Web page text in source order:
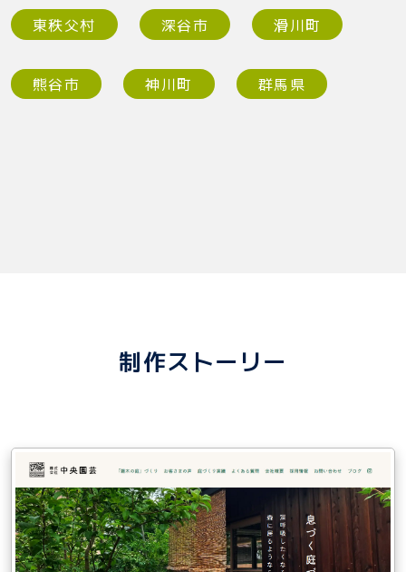
東秩父村 深谷市 滑川町
熊谷市 神川町 群馬県
制作ストーリー